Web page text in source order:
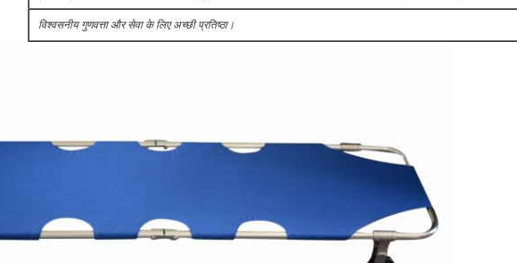
विश्वसनीय गुणवत्ता और सेवा के लिए अच्छी प्रतिष्ठा।